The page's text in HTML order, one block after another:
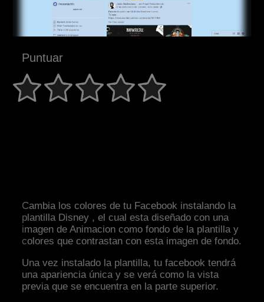
Puntuar
Cambia los colores de tu Facebook instalando la
plantilla Disney , el cual esta diseñado con una
imagen de Animacion como fondo de la plantilla y
colores que contrastan con esta imagen de fondo.
Una vez instalado la plantilla, tu facebook tendrá
una apariencia única y se verá como la vista
previa que se encuentra en la parte superior.